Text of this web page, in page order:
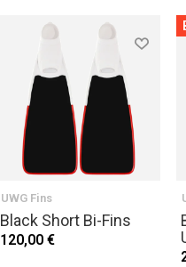
UWG Fins
Black Short Bi-Fins
120,00 €